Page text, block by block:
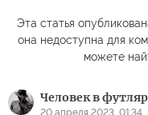
Эта статья
она недоступна для
можете
Человек в
20 апреля 2023, 01:34